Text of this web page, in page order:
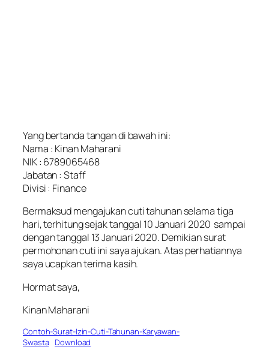
Yang bertanda tangan di bawah ini:
Nama : Kinan Maharani
NIK : 6789065468
Jabatan : Staff
Divisi : Finance
Bermaksud mengajukan cuti tahunan selama tiga
hari, terhitung sejak tanggal 10 Januari 2020 sampai
dengan tanggal 13 Januari 2020. Demikian surat
permohonan cuti ini saya ajukan. Atas perhatiannya
saya ucapkan terima kasih.
Hormat saya,
Kinan Maharani
Contoh-Surat-Izin-Cuti-Tahunan-Karyawan-
Swasta Download